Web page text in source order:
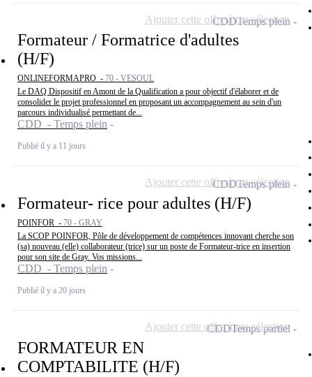
Formateur / Formatrice d'adultes
(H/F)
ONLINEFORMAPRO - 70 - VESOUL
Le DAQ Dispositif en Amont de la Qualification a pour objectif d'élaborer et de
consolider le projet professionnel en proposant un accompagnement au sein d'un
parcours individualisé permettant de...
CDD - Temps plein
Publié il y a 11 jours
CDDTemps plein
Ajouter cette offre à ma sélection
Formateur- rice pour adultes (H/F)
POINFOR - 70 - GRAY
La SCOP POINFOR, Pôle de développement de compétences innovant cherche son
(sa) nouveau (elle) collaborateur (trice) sur un poste de Formateur-trice en insertion
pour son site de Gray. Vos missions...
CDD - Temps plein
Publié il y a 20 jours
CDDTemps plein
Ajouter cette offre à ma sélection
FORMATEUR EN
COMPTABILITE (H/F)
CDDTemps partiel
Ajouter cette offre à ma sélection